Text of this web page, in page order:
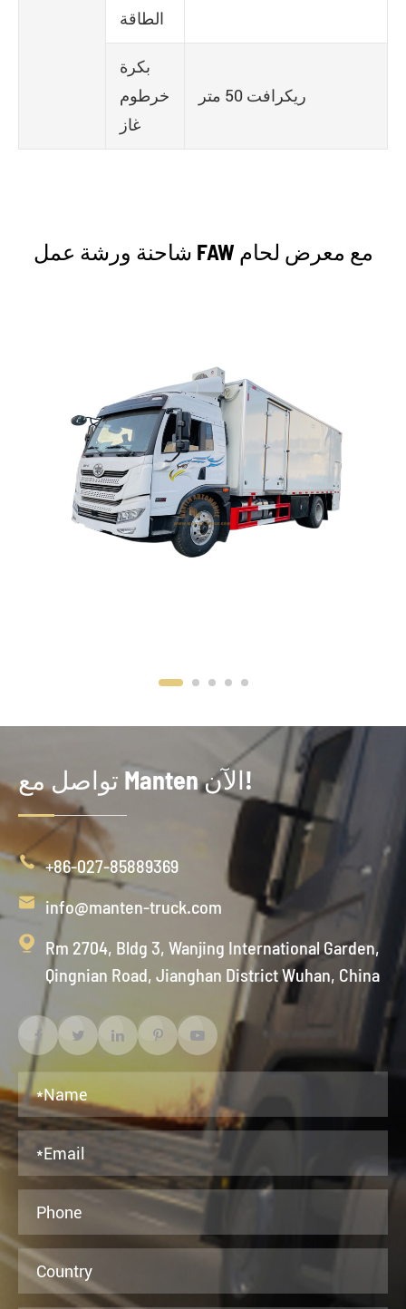
الطاقة
بكرة
خرطوم
غاز
ريكرافت 50 متر
شاحنة ورشة عمل FAW مع معرض لحام
تواصل مع Manten الآن!
 +86-027-85889369
 info@manten-truck.com

Rm 2704, Bldg 3, Wanjing International Garden,
Qingnian Road, Jianghan District Wuhan, China